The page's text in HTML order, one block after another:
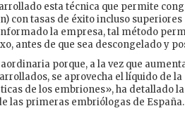
esta técnica que permite
con tasas de éxito incluso
la empresa, tal método
antes de que sea descongelado y
porque, a la vez que
se aprovecha el líquido de
de los embriones», ha detallado
las primeras embriólogas de España.